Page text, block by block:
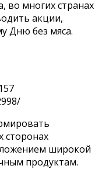
во многих странах
акции,
Дню без мяса.
сторонах
широкой
продуктам.